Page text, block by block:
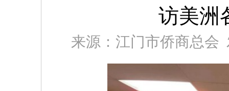
访美洲
来源：江门市侨商总会